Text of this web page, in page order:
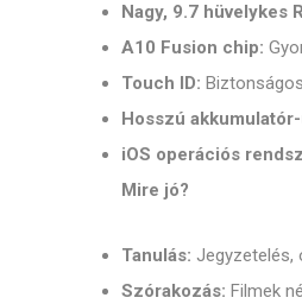
Nagy, 9.7 hüvelykes
A10 Fusion chip:
Touch ID:
Hosszú
iOS operációs
Mire jó?
Tanulás: Jegyzetelés,
Szórakozás: Filmek